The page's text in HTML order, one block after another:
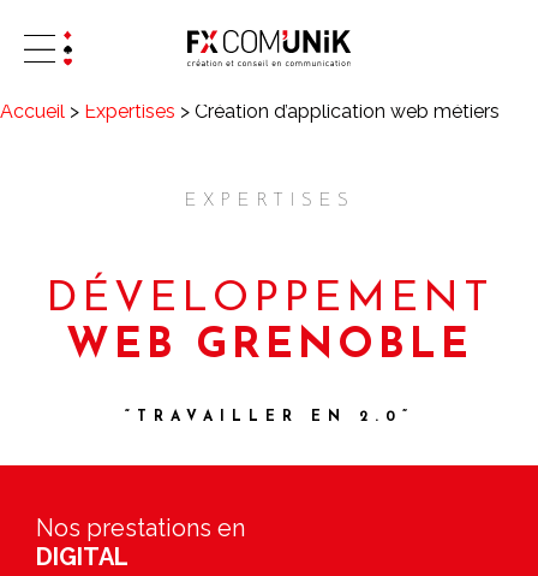
Accueil > Expertises > Création d’application web métiers
EXPERTISES
DÉVELOPPEMENT
WEB GRENOBLE
“TRAVAILLER EN 2.0”
Nos prestations en
DIGITAL